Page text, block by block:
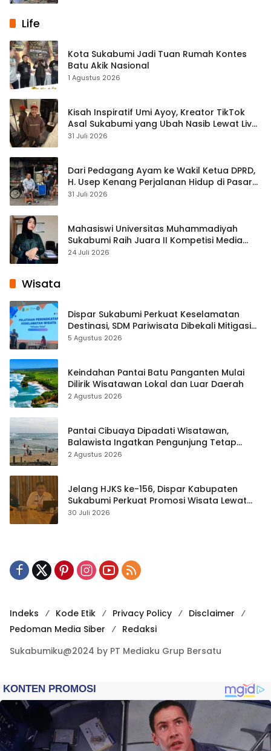
Life
Kota Sukabumi Jadi Tuan Rumah Kontes
Batu Akik Nasional
1 Agustus 2026
Kisah Inspiratif Umi Ayoy, Kreator TikTok
Asal Sukabumi yang Ubah Nasib Lewat Live
Streaming
31 Juli 2026
Dari Pedagang Ayam ke Wakil Ketua DPRD,
H. Usep Kenang Perjalanan Hidup di Pasar
Cisaat
31 Juli 2026
Mahasiswi Universitas Muhammadiyah
Sukabumi Raih Juara II Kompetisi Media
Pembelajaran Digital Tingkat Internasional
24 Juli 2026
Wisata
Dispar Sukabumi Perkuat Keselamatan
Destinasi, SDM Pariwisata Dibekali Mitigasi
hingga Teknik Evakuasi
5 Agustus 2026
Keindahan Pantai Batu Panganten Mulai
Dilirik Wisatawan Lokal dan Luar Daerah
2 Agustus 2026
Pantai Cibuaya Dipadati Wisatawan,
Balawista Ingatkan Pengunjung Tetap
Waspada
2 Agustus 2026
Jelang HJKS ke-156, Dispar Kabupaten
Sukabumi Perkuat Promosi Wisata Lewat
Publikasi Digital
30 Juli 2026
Indeks Kode Etik Privacy Policy
Disclaimer
Pedoman Media Siber
Redaksi
Sukabumiku@2024 by PT Mediaku Grup Bersatu